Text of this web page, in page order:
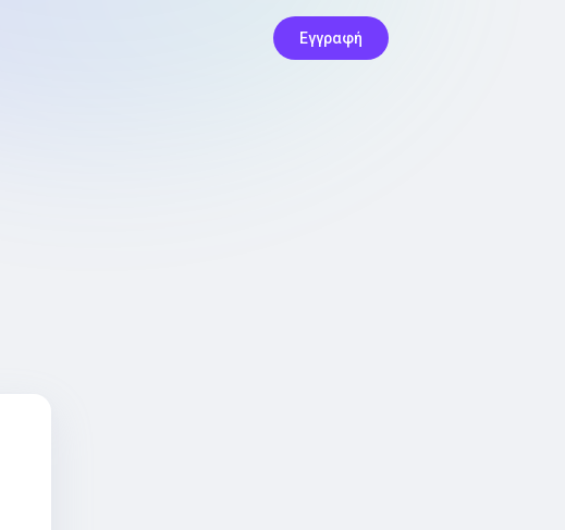
Εγγραφή